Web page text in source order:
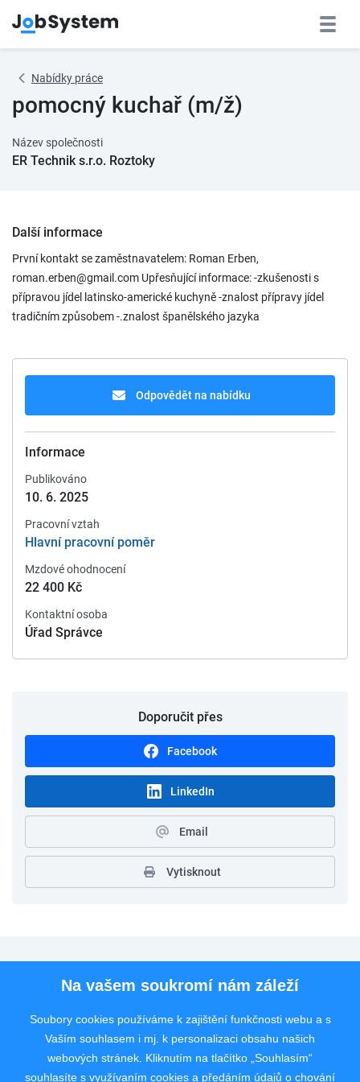
Nabídky práce
pomocný kuchař (m/ž)
Název společnosti
ER Technik s.r.o. Roztoky
Další informace
První kontakt se zaměstnavatelem: Roman Erben,
roman.erben@gmail.com Upřesňující informace: -zkušenosti s
přípravou jídel latinsko-americké kuchyně -znalost přípravy jídel
tradičním způsobem -.znalost španělského jazyka
Odpovědět na nabídku
Informace
Publikováno
10. 6. 2025
Pracovní vztah
Hlavní pracovní poměr
Mzdové ohodnocení
22 400 Kč
Kontaktní osoba
Úřad Správce
Doporučit přes
Facebook
LinkedIn
Email
Vytisknout
Pro uchazeče
Rychlý kontakt
Na vašem soukromí nám záleží
Soubory cookies používáme k zajištění funkčnosti webu a s
Vaším souhlasem i mj. k personalizaci obsahu našich
webových stránek. Kliknutím na tlačítko „Souhlasím“
souhlasíte s využívaním cookies a předáním údajů o chování